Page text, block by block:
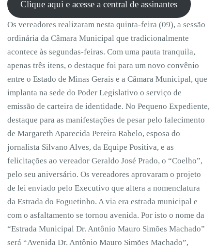
Clique aqui e acesse a central de assinantes
Os vereadores realizaram nesta quinta-feira (09), a sessão
ordinária da Câmara Municipal que tradicionalmente
acontece às segundas-feiras. Com uma pauta tranquila,
apenas três itens, o destaque foi para um novo convênio
entre o Estado de Minas Gerais e a Câmara Municipal, que
implanta na sede do Poder Legislativo o serviço de
emissão de carteira de identidade. No Pequeno Expediente,
destaque para as manifestações de pesar pelo falecimento
de Margareth Aparecida Pereira Rabelo, esposa do
jornalista Silvano Alves, da Equipe Positiva, e as
felicitações ao vereador Geraldo José Prado, o “Coelho”,
pelo seu aniversário. Os vereadores aprovaram o projeto
de lei enviado pelo Executivo que altera a nomenclatura
da Estrada do Foguetinho. A via era estrada municipal e
com o asfaltamento se tornou avenida. Por isto o nome da
“Estrada Municipal Dr. Antônio Mauro Simões Machado”
será “Avenida Dr. Antônio Mauro Simões Machado”,